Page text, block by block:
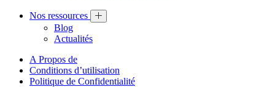
Nos ressources
Blog
Actualités
A Propos de
Conditions d’utilisation
Politique de Confidentialité